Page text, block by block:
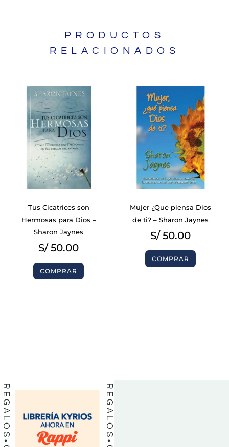
PRODUCTOS
RELACIONADOS
Tus Cicatrices son
Hermosas para Dios –
Sharon Jaynes
S/50.00
COMPRAR
Mujer ¿Que piensa Dios
de ti? – Sharon Jaynes
S/50.00
COMPRAR
REGALOS
REGALOS